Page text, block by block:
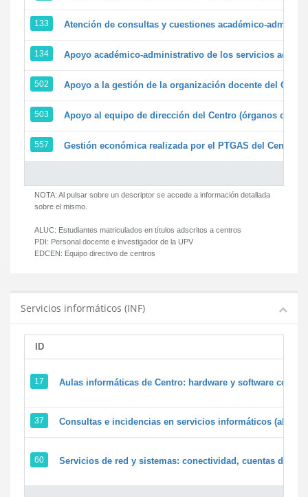
133 Atención de consultas y cuestiones académico-
134 Apoyo académico-administrativo de los servicios
502 Apoyo a la gestión de la organización docente del
503 Apoyo al equipo de dirección del Centro (órganos
557 Gestión económica realizada por el PTGAS del Centro
NOTA: Al pulsar sobre un descriptor se accede a información detallada
sobre el mismo.
ALUC: Estudiantes matriculados en títulos adscritos a centros
PDI: Personal docente e investigador de la UPV
EDCEN: Equipo directivo de centros
Servicios informáticos (INF)
ID
17 Aulas informáticas de Centro: hardware y software
37 Consultas e incidencias en servicios informáticos
60 Servicios de red y sistemas: conectividad, cuentas de